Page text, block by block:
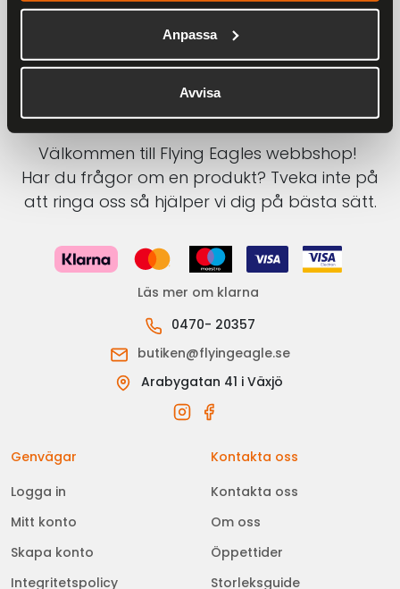
Anpassa
Avvisa
Välkommen till Flying Eagles webbshop!
Har du frågor om en produkt? Tveka inte på
att ringa oss så hjälper vi dig på bästa sätt.
Läs mer om klarna
0470- 20357
butiken@flyingeagle.se
Arabygatan 41 i Växjö
Genvägar
Logga in
Mitt konto
Skapa konto
Integritetspolicy
Kontakta oss
Kontakta oss
Om oss
Öppettider
Storleksguide